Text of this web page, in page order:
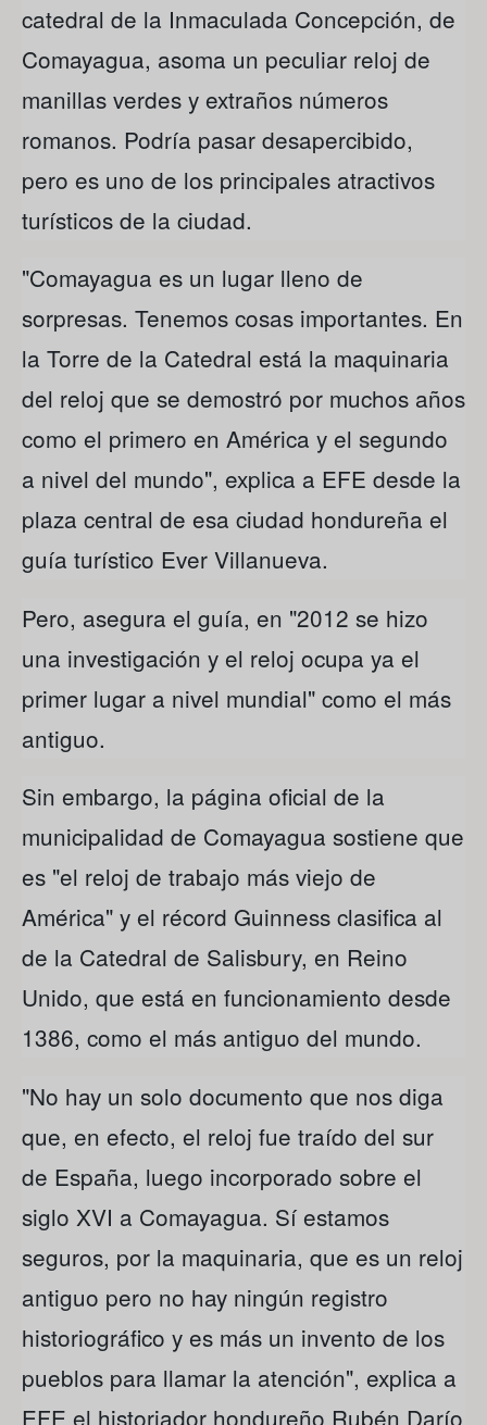
catedral de la Inmaculada Concepción, de
Comayagua, asoma un peculiar reloj de
manillas verdes y extraños números
romanos. Podría pasar desapercibido,
pero es uno de los principales atractivos
turísticos de la ciudad.
"Comayagua es un lugar lleno de
sorpresas. Tenemos cosas importantes. En
la Torre de la Catedral está la maquinaria
del reloj que se demostró por muchos años
como el primero en América y el segundo
a nivel del mundo", explica a EFE desde la
plaza central de esa ciudad hondureña el
guía turístico Ever Villanueva.
Pero, asegura el guía, en "2012 se hizo
una investigación y el reloj ocupa ya el
primer lugar a nivel mundial" como el más
antiguo.
Sin embargo, la página oficial de la
municipalidad de Comayagua sostiene que
es "el reloj de trabajo más viejo de
América" y el récord Guinness clasifica al
de la Catedral de Salisbury, en Reino
Unido, que está en funcionamiento desde
1386, como el más antiguo del mundo.
"No hay un solo documento que nos diga
que, en efecto, el reloj fue traído del sur
de España, luego incorporado sobre el
siglo XVI a Comayagua. Sí estamos
seguros, por la maquinaria, que es un reloj
antiguo pero no hay ningún registro
historiográfico y es más un invento de los
pueblos para llamar la atención", explica a
EFE el historiador hondureño Rubén Darío